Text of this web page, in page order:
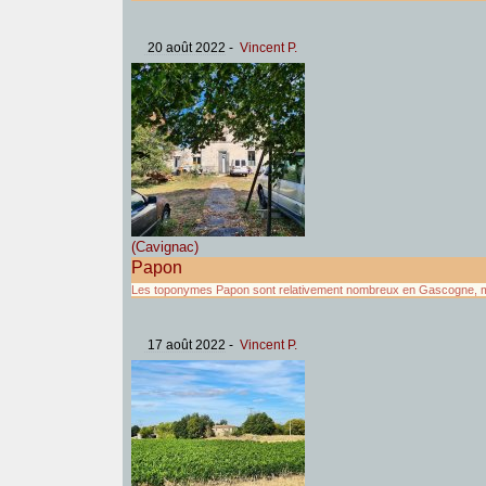
20 août 2022 - Vincent P.
(Cavignac)
Papon
Les toponymes Papon sont relativement nombreux en
17 août 2022 - Vincent P.